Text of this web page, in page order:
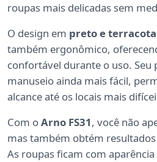
roupas mais delicadas sem
O design em preto e terracota
também ergonômico,
confortável durante o uso. Seu
manuseio ainda mais fácil,
alcance até os locais mais
Com oArno FS31, você não
mas também obtém
As roupas ficam com